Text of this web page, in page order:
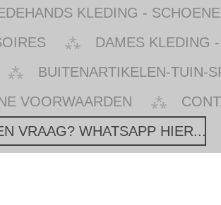
KLEDING -
DAMES KLEDING
BUITENARTIKELEN-TUIN-
VOORWAARDEN
VRAAG? WHATSAPP HIER...